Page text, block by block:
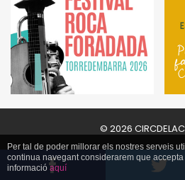
© 2026
Per tal de poder millorar els nostres serveis
continua navegant considerarem que
informacióaquí